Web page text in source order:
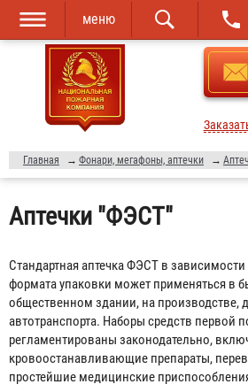
Перейти к
основному
содержанию
Skip to
navigation
меню
Главная → Фонари, мегафоны, аптечки →
Аптечки "ФЭСТ"
Стандартная аптечка ФЭСТ в
формата упаковки может применяться в
общественном здании, на производстве,
автотранспорта. Наборы средств первой
регламентированы законодательно,
кровоостанавливающие препараты,
простейшие медицинские